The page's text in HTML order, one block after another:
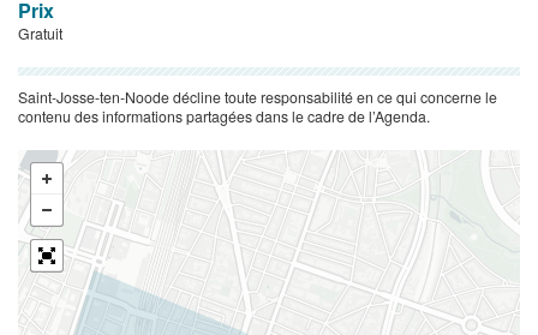
Prix
Gratuit
Saint-Josse-ten-Noode décline toute responsabilité en ce qui concerne le
contenu des informations partagées dans le cadre de l’Agenda.